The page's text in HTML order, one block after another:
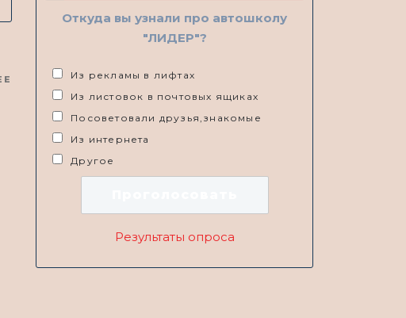
Читать
Откуда вы узнали про автошколу
"ЛИДЕР"?
Из рекламы в лифтах
Из листовок в почтовых ящиках
Посоветовали друзья,знакомые
Из интернета
Другое
Результаты опроса